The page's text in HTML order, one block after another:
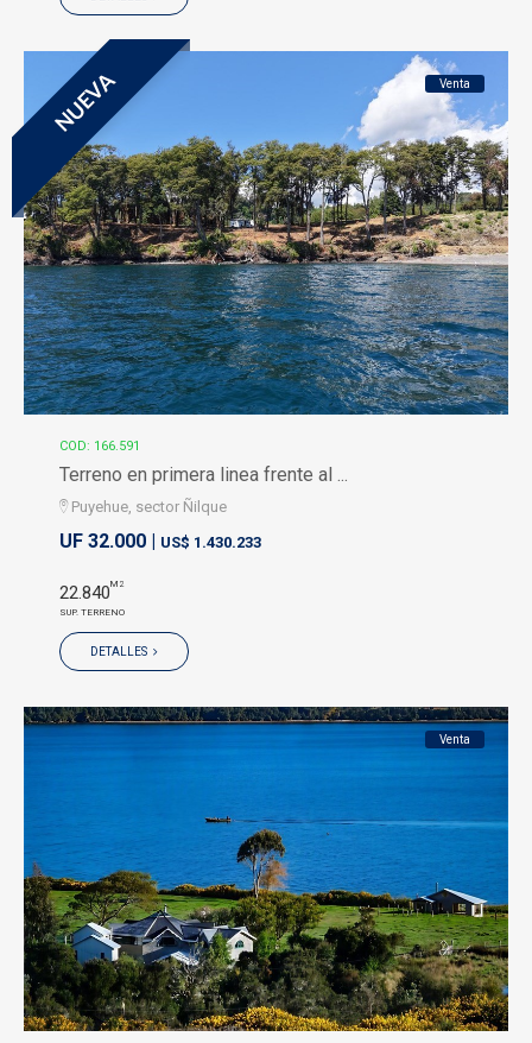
NUEVA Venta
COD: 166.591
Terreno en primera linea frente al ...
Puyehue, sector Ñilque
UF 32.000 | US$ 1.430.233
22.840M2
SUP. TERRENO
DETALLES
Venta